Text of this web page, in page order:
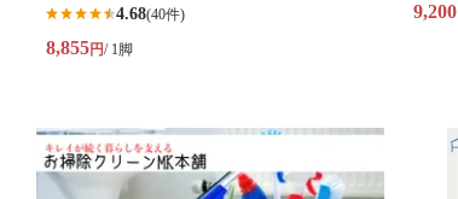
4.68(40件)
8,855円/ 1脚
9,200